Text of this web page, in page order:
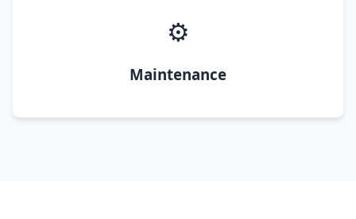
⚙️
Maintenance